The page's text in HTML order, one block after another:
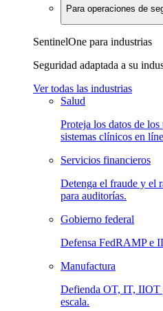
Para operaciones de
SentinelOne para industrias
Seguridad adaptada a su
Ver todas las industrias
Salud
Proteja los datos de
sistemas clínicos en
Servicios financieros
Detenga el fraude y el
para auditorías.
Gobierno federal
Defensa FedRAMP e
Manufactura
Defienda OT, IT, IIOT
escala.